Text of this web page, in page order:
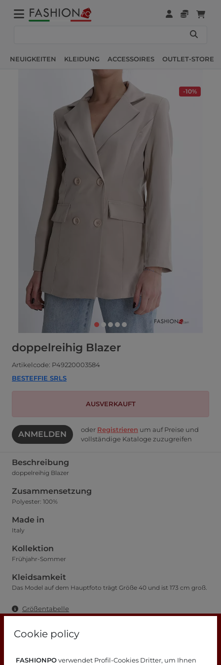
Cookie policy
FASHIONPOverwendet Profil-Cookies Dritter, um Ihnen
NEUIGKEITEN KLEIDUNG ACCESSOIRES OUTLET-STORE
-10%
doppelreihig Blazer
Artikelcode: P49220003584
BESTEFFIE SRLS
AUSVERKAUFT
ANMELDEN oder Registrieren um auf Preise und
vollständige Kataloge zuzugreifen
Beschreibung
doppelreihig Blazer
Zusammensetzung
Polyester: 100%
Made in
Italy
Kollektion
Frühjahr-Sommer
Kleidsamkeit
Das Model auf dem Hauptfoto trägt Größe 40 und ist 173 cm groß.
Größentabelle